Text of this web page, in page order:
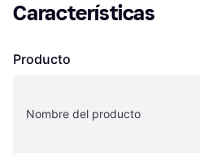
Características
Producto
Nombre del producto